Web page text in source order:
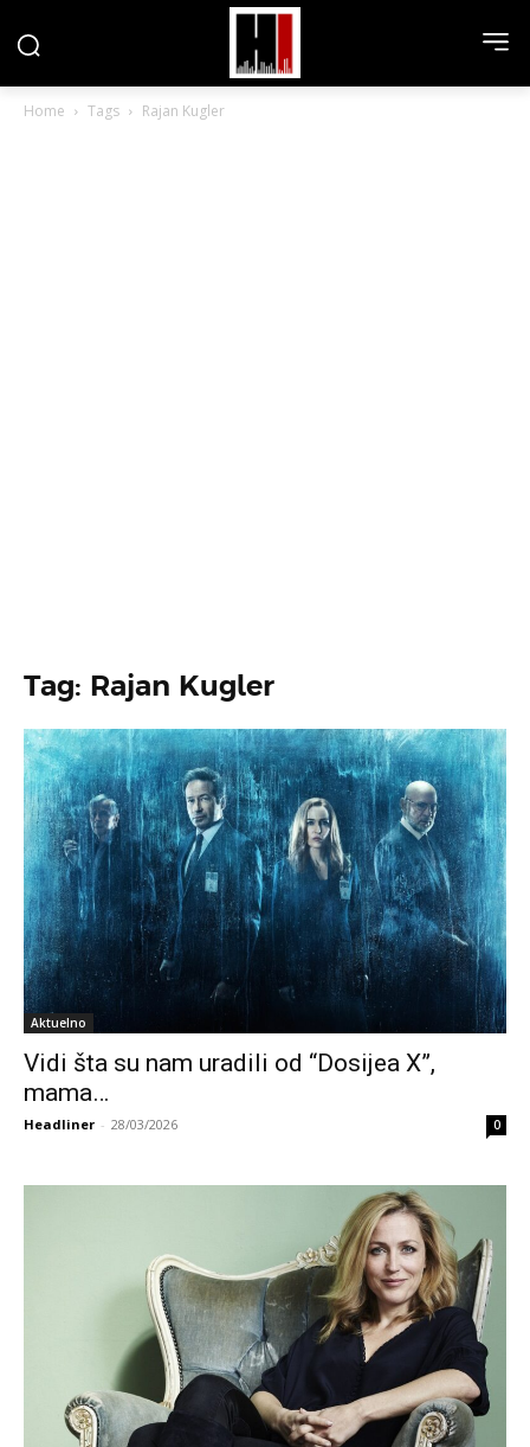
Home Tags Rajan Kugler
Tag: Rajan Kugler
Aktuelno
Vidi šta su nam uradili od “Dosijea X”,
mama…
Headliner - 28/03/2026 0